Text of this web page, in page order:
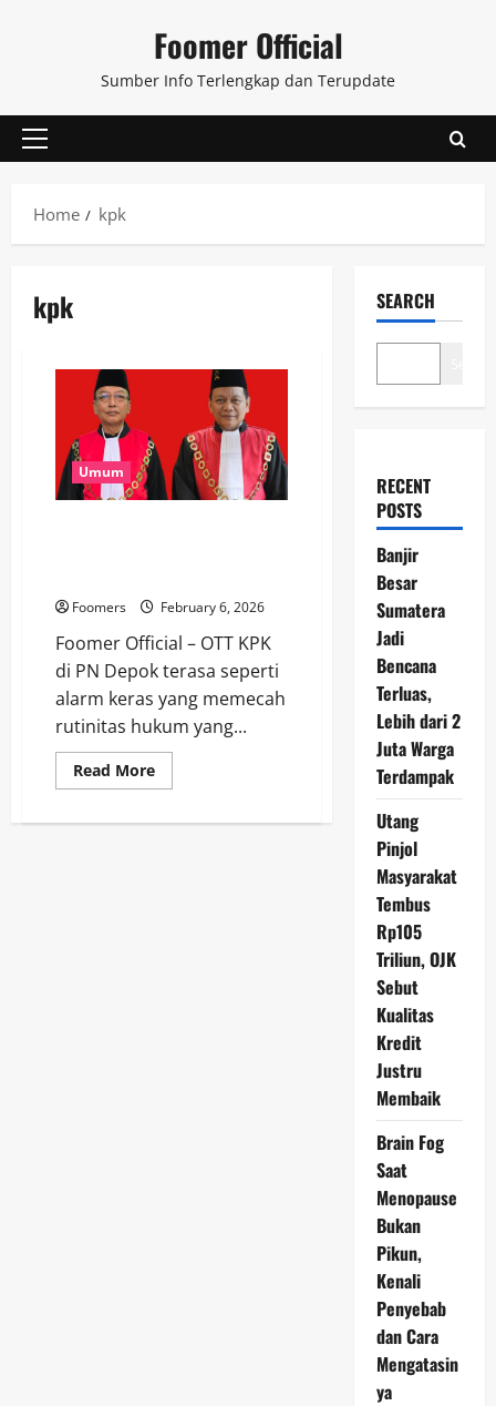
Foomer Official
Sumber Info Terlengkap dan Terupdate
Primary
Home
kpk
kpk
Umum
Foomers February 6, 2026
Foomer Official – OTT KPK
di PN Depok terasa seperti
alarm keras yang memecah
rutinitas hukum yang...
Read MoreRead
more
OTT
SEARCH
RECENT
POSTS
Banjir
Besar
Sumatera
Jadi
Bencana
Terluas,
Lebih dari 2
Juta Warga
Terdampak
Utang
Pinjol
Masyarakat
Tembus
Rp105
Triliun, OJK
Sebut
Kualitas
Kredit
Justru
Membaik
Brain Fog
Saat
Menopause
Bukan
Pikun,
Kenali
Penyebab
dan Cara
Mengatasin
ya